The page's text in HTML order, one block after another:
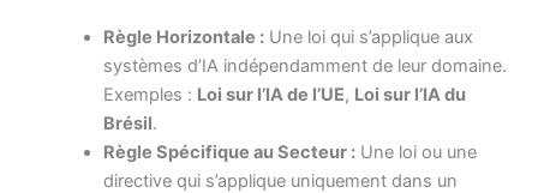
Règle Horizontale : Une loi qui s’applique aux
systèmes d’IA indépendamment de leur domaine.
Exemples : Loi sur l’IA de l’UE, Loi sur l’IA du
Brésil.
Règle Spécifique au Secteur : Une loi ou une
directive qui s’applique uniquement dans un